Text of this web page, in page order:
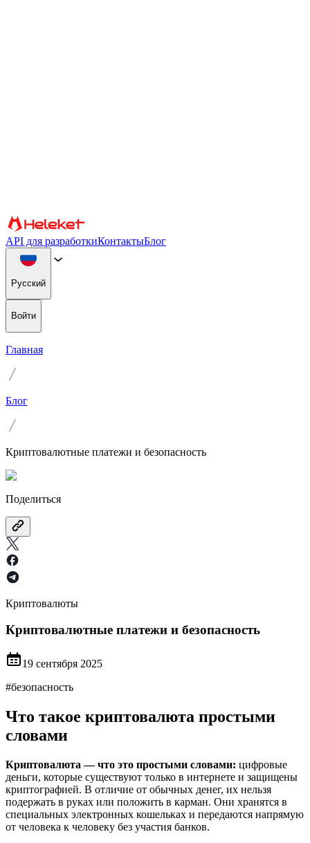
API для разработкиКонтактыБлог
Русский
Войти
Главная
Блог
Криптовалютные платежи и безопасность
Поделиться
Криптовалюты
Криптовалютные платежи и безопасность
19 сентября 2025
#безопасность
Что такое криптовалюта простыми
словами
Криптовалюта — что это простыми словами: цифровые
деньги, которые существуют только в интернете и защищены
криптографией. В отличие от обычных денег, их нельзя
подержать в руках или положить в карман. Они хранятся в
специальных электронных кошельках и передаются напрямую
от человека к человеку без участия банков.